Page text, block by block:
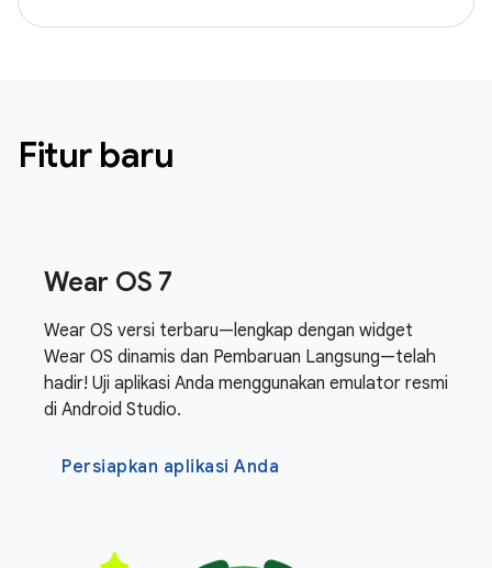
Fitur baru
Wear OS 7
Wear OS versi terbaru—lengkap dengan widget
Wear OS dinamis dan Pembaruan Langsung—telah
hadir! Uji aplikasi Anda menggunakan emulator resmi
di Android Studio.
Persiapkan aplikasi Anda